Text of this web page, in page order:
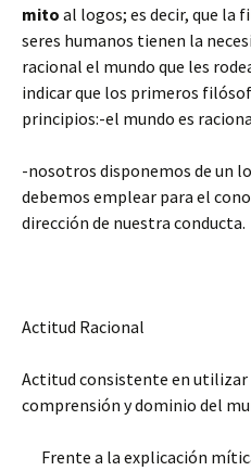
mito al logos; es decir, que la
seres humanos tienen la
racional el mundo que les
indicar que los primeros
principios:-el mundo es
-nosotros disponemos de un
debemos emplear para el
dirección de nuestra conducta.
Actitud Racional
Actitud consistente en utilizar
comprensión y dominio del
Frente a la explicación